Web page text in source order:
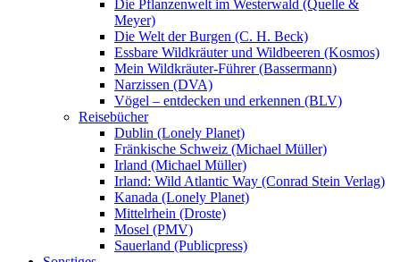
Die Pflanzenwelt im Westerwald (Quelle &
Meyer)
Die Welt der Burgen (C. H. Beck)
Essbare Wildkräuter und Wildbeeren (Kosmos)
Mein Wildkräuter-Führer (Bassermann)
Narzissen (DVA)
Vögel – entdecken und erkennen (BLV)
Reisebücher
Dublin (Lonely Planet)
Fränkische Schweiz (Michael Müller)
Irland (Michael Müller)
Irland: Wild Atlantic Way (Conrad Stein Verlag)
Kanada (Lonely Planet)
Mittelrhein (Droste)
Mosel (PMV)
Sauerland (Publicpress)